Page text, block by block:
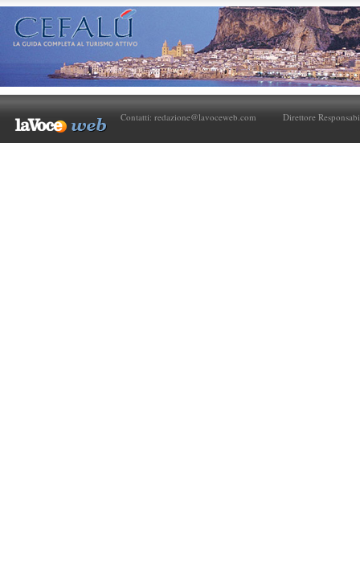
Contatti: redazione@lavoceweb.com Direttore